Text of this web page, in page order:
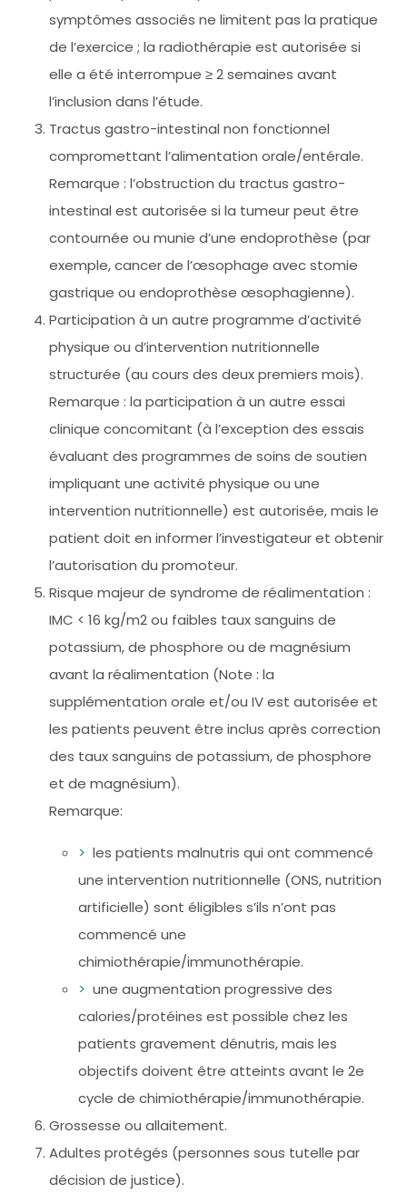
symptômes associés ne limitent pas la pratique
de l’exercice ; la radiothérapie est autorisée si
elle a été interrompue ≥ 2 semaines avant
l’inclusion dans l’étude.
Tractus gastro-intestinal non fonctionnel
compromettant l’alimentation orale/entérale.
Remarque : l’obstruction du tractus gastro-
intestinal est autorisée si la tumeur peut être
contournée ou munie d’une endoprothèse (par
exemple, cancer de l’œsophage avec stomie
gastrique ou endoprothèse œsophagienne).
Participation à un autre programme d’activité
physique ou d’intervention nutritionnelle
structurée (au cours des deux premiers mois).
Remarque : la participation à un autre essai
clinique concomitant (à l’exception des essais
évaluant des programmes de soins de soutien
impliquant une activité physique ou une
intervention nutritionnelle) est autorisée, mais le
patient doit en informer l’investigateur et obtenir
l’autorisation du promoteur.
Risque majeur de syndrome de réalimentation :
IMC < 16 kg/m2 ou faibles taux sanguins de
potassium, de phosphore ou de magnésium
avant la réalimentation (Note : la
supplémentation orale et/ou IV est autorisée et
les patients peuvent être inclus après correction
des taux sanguins de potassium, de phosphore
et de magnésium).
Remarque:
les patients malnutris qui ont commencé
une intervention nutritionnelle (ONS, nutrition
artificielle) sont éligibles s’ils n’ont pas
commencé une
chimiothérapie/immunothérapie.
une augmentation progressive des
calories/protéines est possible chez les
patients gravement dénutris, mais les
objectifs doivent être atteints avant le 2e
cycle de chimiothérapie/immunothérapie.
Grossesse ou allaitement.
Adultes protégés (personnes sous tutelle par
décision de justice).